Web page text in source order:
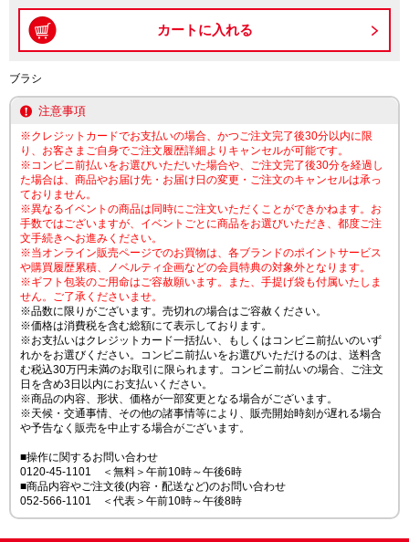
ブラシ
注意事項
※クレジットカードでお支払いの場合、かつご注文完了後30分以内に限
り、お客さまご自身でご注文履歴詳細よりキャンセルが可能です。
※コンビニ前払いをお選びいただいた場合や、ご注文完了後30分を経過し
た場合は、商品やお届け先・お届け日の変更・ご注文のキャンセルは承っ
ておりません。
※異なるイベントの商品は同時にご注文いただくことができかねます。お
手数ではございますが、イベントごとに商品をお選びいただき、都度ご注
文手続きへお進みください。
※当オンライン販売ページでのお買物は、各ブランドのポイントサービス
や購買履歴累積、ノベルティ企画などの会員特典の対象外となります。
※ギフト包装のご用命はご容赦願います。また、手提げ袋も付属いたしま
せん。ご了承くださいませ。
※品数に限りがございます。売切れの場合はご容赦ください。
※価格は消費税を含む総額にて表示しております。
※お支払いはクレジットカード一括払い、もしくはコンビニ前払いのいず
れかをお選びください。コンビニ前払いをお選びいただけるのは、送料含
む税込30万円未満のお取引に限られます。コンビニ前払いの場合、ご注文
日を含め3日以内にお支払いください。
※商品の内容、形状、価格が一部変更となる場合がございます。
※天候・交通事情、その他の諸事情等により、販売開始時刻が遅れる場合
や予告なく販売を中止する場合がございます。
■操作に関するお問い合わせ
0120-45-1101 ＜無料＞午前10時～午後6時
■商品内容やご注文後(内容・配送など)のお問い合わせ
052-566-1101 ＜代表＞午前10時～午後8時